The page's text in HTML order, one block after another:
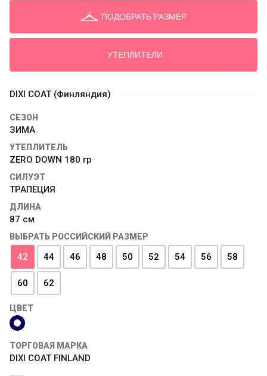
ПОДОБРАТЬ РАЗМЕР
УТЕПЛИТЕЛИ
DIXI COAT (Финляндия)
СЕЗОН
ЗИМА
УТЕПЛИТЕЛЬ
ZERO DOWN 180 гр
СИЛУЭТ
ТРАПЕЦИЯ
ДЛИНА
87 см
ВЫБРАТЬ РОССИЙСКИЙ РАЗМЕР
42 44 46 48 50 52 54 56 58
60 62
ЦВЕТ
ТОРГОВАЯ МАРКА
DIXI COAT FINLAND